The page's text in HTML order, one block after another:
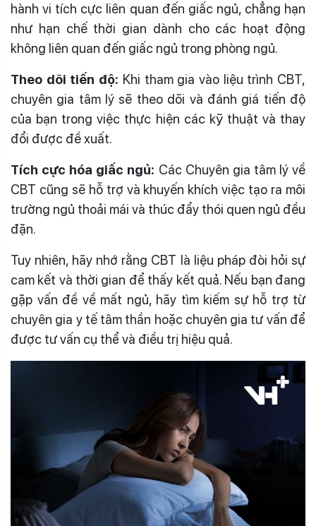
hành vi tích cực liên quan đến giấc ngủ, chẳng hạn
như hạn chế thời gian dành cho các hoạt động
không liên quan đến giấc ngủ trong phòng ngủ.
Theo dõi tiến độ: Khi tham gia vào liệu trình CBT,
chuyên gia tâm lý sẽ theo dõi và đánh giá tiến độ
của bạn trong việc thực hiện các kỹ thuật và thay
đổi được đề xuất.
Tích cực hóa giấc ngủ: Các Chuyên gia tâm lý về
CBT cũng sẽ hỗ trợ và khuyến khích việc tạo ra môi
trường ngủ thoải mái và thúc đẩy thói quen ngủ đều
đặn.
Tuy nhiên, hãy nhớ rằng CBT là liệu pháp đòi hỏi sự
cam kết và thời gian để thấy kết quả. Nếu bạn đang
gặp vấn đề về mất ngủ, hãy tìm kiếm sự hỗ trợ từ
chuyên gia y tế tâm thần hoặc chuyên gia tư vấn để
được tư vấn cụ thể và điều trị hiệu quả.